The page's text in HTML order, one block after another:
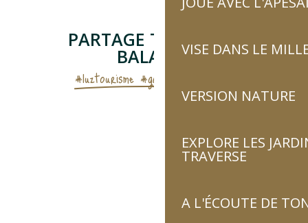
VISE DANS LE
VERSION NATURE
EXPLORE LES
TRAVERSE
A L'ÉCOUTE DE
PARTAGE TES BELLES
BALADES
#luztourisme #gavarnie #picdumidi